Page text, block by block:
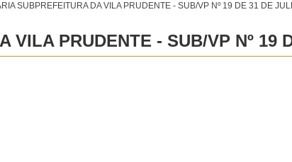
SUBPREFEITURA DA VILA PRUDENTE - SUB/VP Nº 19 DE 31 DE
VILA PRUDENTE - SUB/VP Nº 19